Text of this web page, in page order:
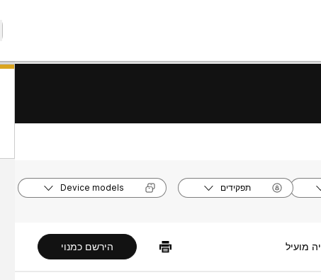
תפקידים Device models
הירשם כמנוי